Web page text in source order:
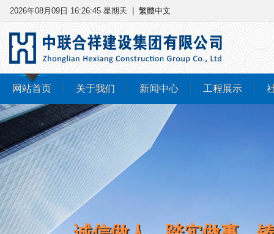
2026年08月09日 16:26:45 星期天 繁體中文
网站首页 关于我们 新闻中心 工程展示